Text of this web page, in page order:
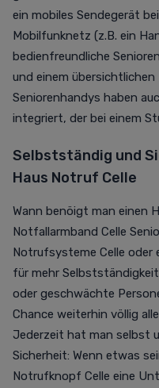
ein mobiles Sendegerät
Mobilfunknetz (z.B. ein
bedienfreundliche
und einem übersichtlichen
Seniorenhandys haben
integriert, der bei einem
Selbstständig und
Haus Notruf Celle
Wann benöigt man einen
Notfallarmband Celle
Notrufsysteme Celle oder
für mehr
oder geschwächte
Chance weiterhin völlig
Jederzeit hat man selbst
Sicherheit: Wenn etwas
Notrufknopf Celle eine